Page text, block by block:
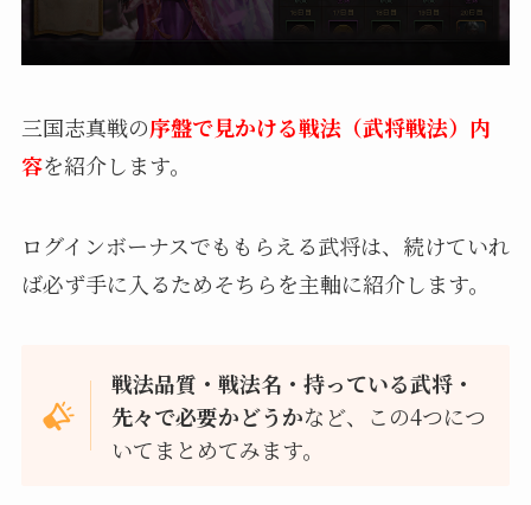
三国志真戦の序盤で見かける戦法（武将戦法）内
容を紹介します。
ログインボーナスでももらえる武将は、続けていれ
ば必ず手に入るためそちらを主軸に紹介します。
戦法品質・戦法名・持っている武将・
先々で必要かどうかなど、この4つにつ
いてまとめてみます。